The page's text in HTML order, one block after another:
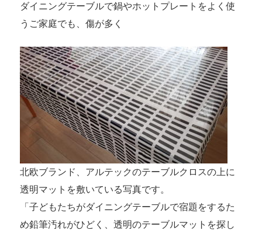
ダイニングテーブルで鍋やホットプレートをよく使
うご家庭でも、傷が多く
北欧ブランド、アルテックのテーブルクロスの上に
透明マットを敷いている写真です。
「子どもたちがダイニングテーブルで宿題をするた
め鉛筆汚れがひどく、透明のテーブルマットを探し